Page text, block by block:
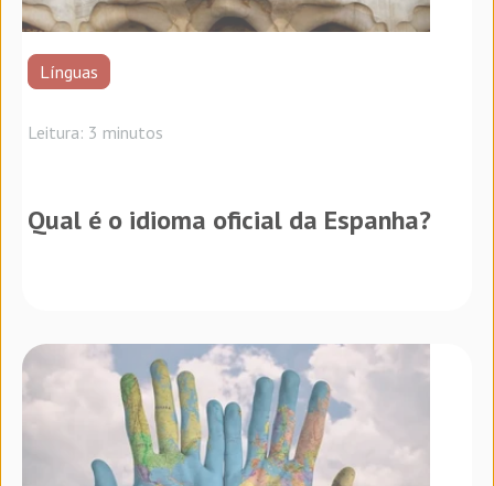
Línguas
Leitura: 3 minutos
Qual é o idioma oficial da Espanha?